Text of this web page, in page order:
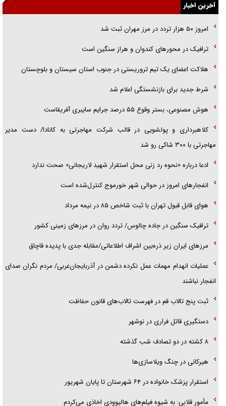
یهودی‌ها در ادبیات داستانی اروپا؛ از شکسپیر تا دیکنز
گفت‌وگو با خواهر یکی از شهدای جنگ رمضان/ خواهرم فرمانده جهادی و
اهل خدمت بی‌منت بود
جزئیات شکنجه‌هایم فراتر از آن است که در بیان بگنجد!
گزارش «جوان» از قوانین سخت‌گیرانه ۶ قاره در برابر یورش به پاسگاه‌های
پلیس
تحلیل ابعاد پیام رهبر انقلاب به حزب‌الله/ مقاومت نقشه راه آینده غرب آسیا
آخرین اخبار
امروز ۵۰ هزار تردد در مرز مهران ثبت شد
ترافیک در محور‌های کندوان و هراز سنگین است
هلاکت اعضای یک تیم تروریستی در جنوب استان سیستان و بلوچستان
شرط جدید برای بازنشستگی اعلام شد
هوش مصنوعی، بستر وقوع ۵۵ درصد جرایم سایبری آفریقاست
کلاهبرداری و پولشویی در قالب شرکت مهاجرتی به کانادا/ دست مدیر
مهاجرتی با ۳۰۰ شاکی رو شد
ادعا درباره «نحوه رد زنی محل استقرار شهید لاریجانی» صحت ندارد
انفجار‌های امروز در حوالی شهر خورموج کنترل‌شده است
هوای قابل قبول تهران با ثبت شاخص ۸۵ در نیمه مرداد
ترافیک سنگین در جاده چالوس/ تردد روان در مرز‌های زمینی کشور
مرز‌های ایران زیر ذره‌بین اشراف اطلاعاتی/مقابله جدی با پدیده قاچاق
عملیات انهدام مهمات عمل نکرده دشمن در آذربایجان‌غربی/ مردم نگران صدای
انفجار نباشند
ثبت پنج تالاب قم در فهرست تالاب‌های قانون حفاظت
دستگیری قاتل فراری در نوشهر
۸ کشته در دو تصادف شب گذشته